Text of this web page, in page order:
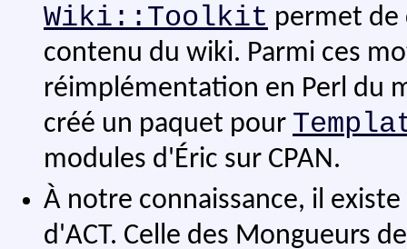
Wiki::Toolkit permet de
contenu du wiki. Parmi ces
réimplémentation en Perl du
créé un paquet pour
modules d'Éric sur CPAN.
À notre connaissance, il
d'ACT. Celle des Mongueurs